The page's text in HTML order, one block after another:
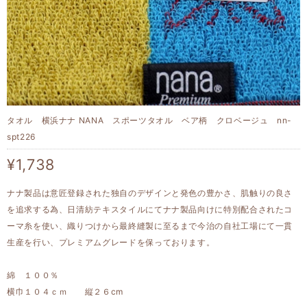
タオル 横浜ナナ NANA スポーツタオル ベア柄 クロベージュ nn-
spt226
¥1,738
ナナ製品は意匠登録された独自のデザインと発色の豊かさ、肌触りの良さ
を追求する為、日清紡テキスタイルにてナナ製品向けに特別配合されたコ
ーマ糸を使い、織りつけから最終縫製に至るまで今治の自社工場にて一貫
生産を行い、プレミアムグレードを保っております。
綿 １００％
横巾１０４ｃｍ 縦２６cm